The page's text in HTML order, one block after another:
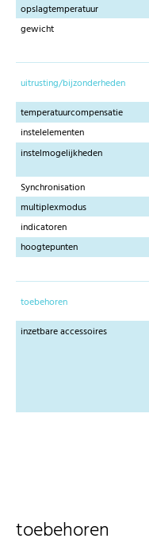
opslagtemperatuur
gewicht
uitrusting/bijzonderheden
temperatuurcompensatie
instelelementen
instelmogelijkheden
Synchronisation
multiplexmodus
indicatoren
hoogtepunten
toebehoren
inzetbare accessoires
toebehoren